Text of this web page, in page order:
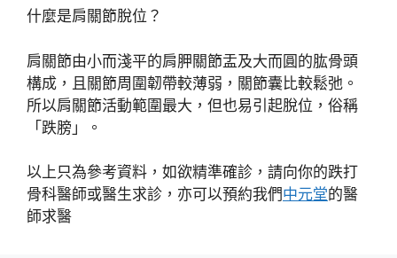
什麼是肩關節脫位？
肩關節由小而淺平的肩胛關節盂及大而圓的肱骨頭
構成，且關節周圍韌帶較薄弱，關節囊比較鬆弛。
所以肩關節活動範圍最大，但也易引起脫位，俗稱
「跌膀」。
以上只為參考資料，如欲精準確診，請向你的跌打
骨科醫師或醫生求診，亦可以預約我們中元堂的醫
師求醫